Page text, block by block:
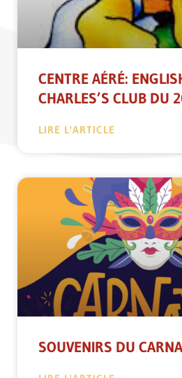
CENTRE AÉRÉ:
CHARLES’S CLUB DU
LIRE L'ARTICLE
SOUVENIRS DU